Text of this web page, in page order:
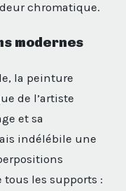
chromatique.
modernes
la peinture
de l’artiste
et sa
indélébile une
tous les supports :